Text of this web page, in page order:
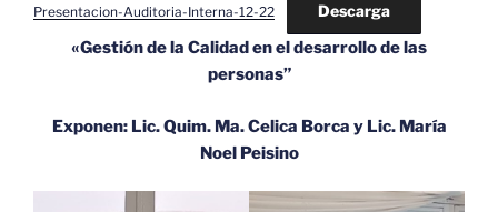
Presentacion-Auditoria-Interna-12-22 Descarga
«Gestión de la Calidad en el desarrollo de las
personas”
Exponen: Lic. Quim. Ma. Celica Borca y Lic. María
Noel Peisino